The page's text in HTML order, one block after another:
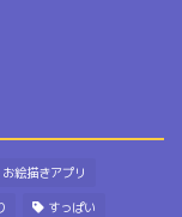
お絵描きアプリ
すっぱい